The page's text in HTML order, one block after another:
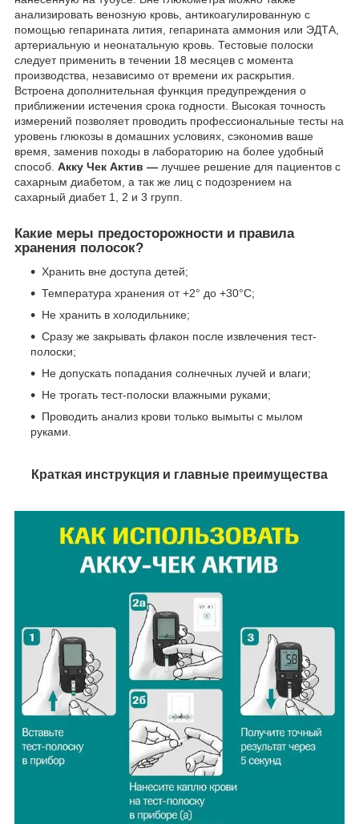
анализировать венозную кровь, антикоагулированную с
помощью гепарината лития, гепарината аммония или ЭДТА,
артериальную и неонатальную кровь. Тестовые полоски
следует применить в течении 18 месяцев с момента
производства, независимо от времени их раскрытия.
Встроена дополнительная функция предупреждения о
приближении истечения срока годности. Высокая точность
измерений позволяет проводить профессиональные тесты на
уровень глюкозы в домашних условиях, сэкономив ваше
время, заменив походы в лабораторию на более удобный
способ. Акку Чек Актив — лучшее решение для пациентов с
сахарным диабетом, а так же лиц с подозрением на
сахарный диабет 1, 2 и 3 групп.
Какие меры предосторожности и правила
хранения полосок?
Хранить вне доступа детей;
Температура хранения от +2° до +30°C;
Не хранить в холодильнике;
Сразу же закрывать флакон после извлечения тест-
полоски;
Не допускать попадания солнечных лучей и влаги;
Не трогать тест-полоски влажными руками;
Проводить анализ крови только вымыты с мылом
руками.
Краткая инструкция и главные преимущества